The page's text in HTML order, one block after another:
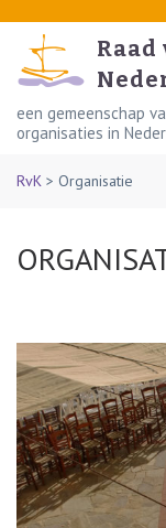
content
(Press
Enter)
een gemeenschap
organisaties in
RvK > Organisatie